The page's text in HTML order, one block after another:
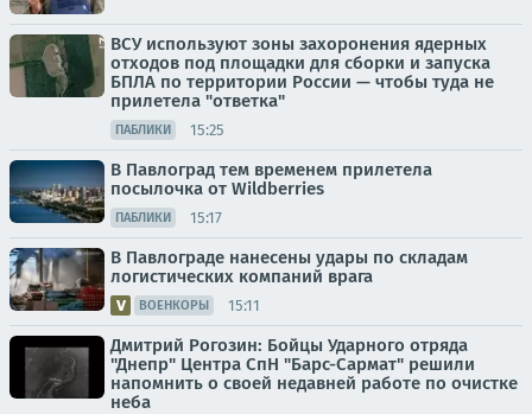
ВСУ используют зоны захоронения ядерных
отходов под площадки для сборки и запуска
БПЛА по территории России — чтобы туда не
прилетела "ответка"
ПАБЛИКИ 15:25
В Павлоград тем временем прилетела
посылочка от Wildberries
ПАБЛИКИ 15:17
В Павлограде нанесены удары по складам
логистических компаний врага
ВОЕНКОРЫ 15:11
Дмитрий Рогозин: Бойцы Ударного отряда
"Днепр" Центра СпН "Барс-Сармат" решили
напомнить о своей недавней работе по очистке
неба